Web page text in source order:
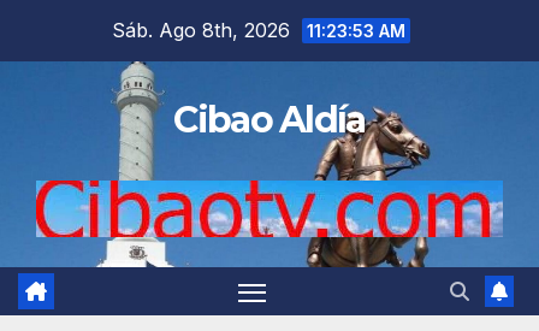
Sáb. Ago 8th, 2026 11:23:54 AM
Cibao Aldía